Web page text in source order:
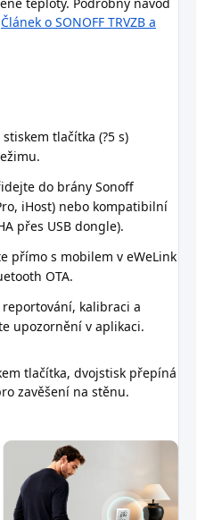
Článek o SONOFF TRVZB a
tlačítka (?5 s)
do brány Sonoff
iHost) nebo kompatibilní
přes USB dongle).
přímo s mobilem v eWeLink
OTA.
kalibraci a
upozornění v aplikaci.
tlačítka, dvojstisk přepíná
zavěšení na stěnu.